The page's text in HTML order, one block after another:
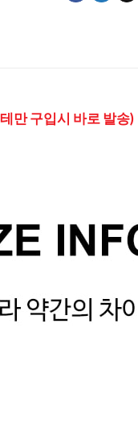
만 구입시 바로 발송)